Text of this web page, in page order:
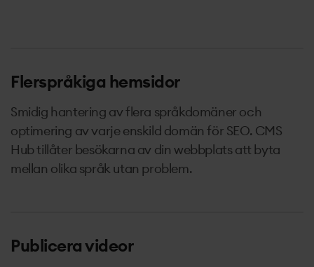
Flerspråkiga hemsidor
Smidig hantering av flera språkdomäner och
optimering av varje enskild domän för SEO. CMS
Hub tillåter besökarna av din webbplats att byta
mellan olika språk utan problem.
Publicera videor